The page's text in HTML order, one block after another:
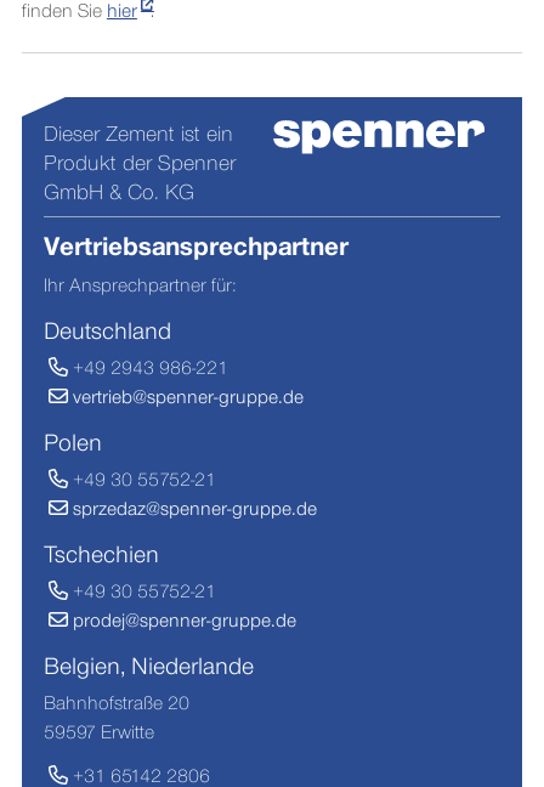
finden Sie hier .
Dieser Zement ist ein
Produkt der Spenner
GmbH & Co. KG
Vertriebsansprechpartner
Ihr Ansprechpartner für:
Deutschland
+49 2943 986-221
vertrieb@spenner-gruppe.de
Polen
+49 30 55752-21
sprzedaz@spenner-gruppe.de
Tschechien
+49 30 55752-21
prodej@spenner-gruppe.de
Belgien, Niederlande
Bahnhofstraße 20
59597 Erwitte
+31 65142 2806